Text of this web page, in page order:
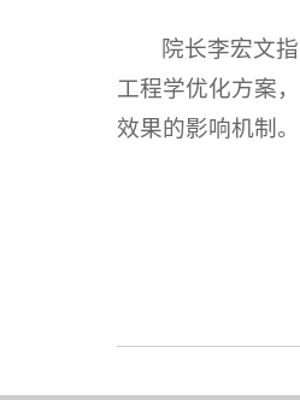
院长李宏文
工程学优化方案
效果的影响机制。